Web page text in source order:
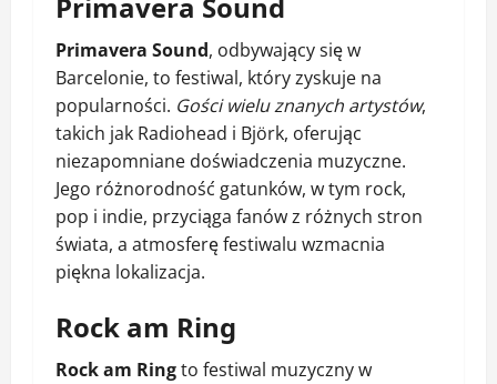
Primavera Sound
Primavera Sound, odbywający się w
Barcelonie, to festiwal, który zyskuje na
popularności. Gości wielu znanych artystów,
takich jak Radiohead i Björk, oferując
niezapomniane doświadczenia muzyczne.
Jego różnorodność gatunków, w tym rock,
pop i indie, przyciąga fanów z różnych stron
świata, a atmosferę festiwalu wzmacnia
piękna lokalizacja.
Rock am Ring
Rock am Ringto festiwal muzyczny w